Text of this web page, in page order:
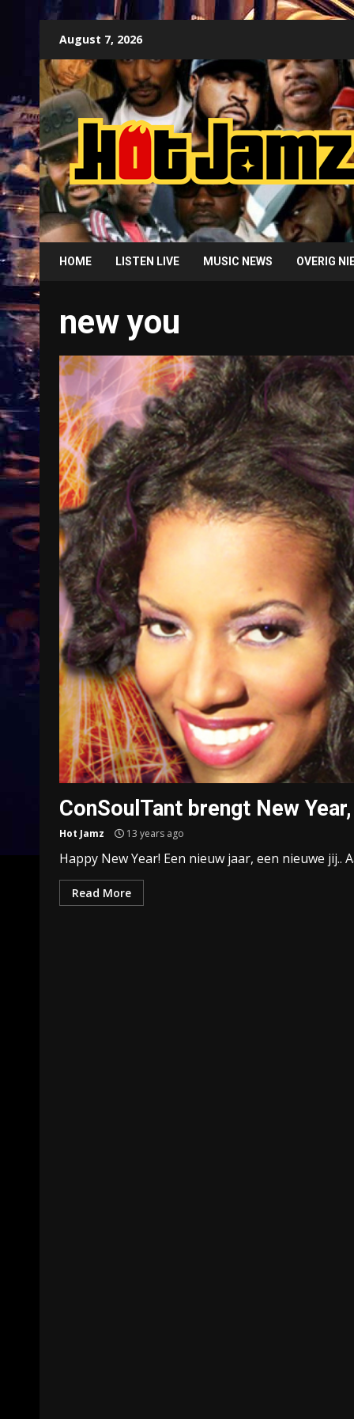
content
August 7, 2026
HOME LISTEN LIVE MUSIC NEWS OVERIG
new you
ConSoulTant brengt New
Hot Jamz 13 years ago
Happy New Year! Een nieuw jaar, een nieuwe jij..
Read More
Treinkaartjes worden duurder,
abonnementen verdwijnen
9 months ago